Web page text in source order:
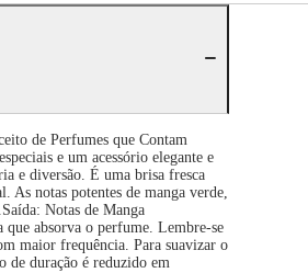
de Perfumes que Contam
e um acessório elegante e
e diversão. É uma brisa fresca
As notas potentes de manga verde,
Notas de Manga
que absorva o perfume. Lembre-se
maior frequência. Para suavizar o
de duração é reduzido em